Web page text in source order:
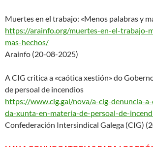
Muertes en el trabajo: «Menos palabras y
https://arainfo.org/muertes-en-el-trabajo-
mas-hechos/
Arainfo (20-08-2025)
A CIG critica a «caótica xestión» do
de persoal de incendios
https://www.cig.gal/nova/a-cig-denuncia-
da-xunta-en-materia-de-persoal-de-
Confederación Intersindical Galega (CIG)